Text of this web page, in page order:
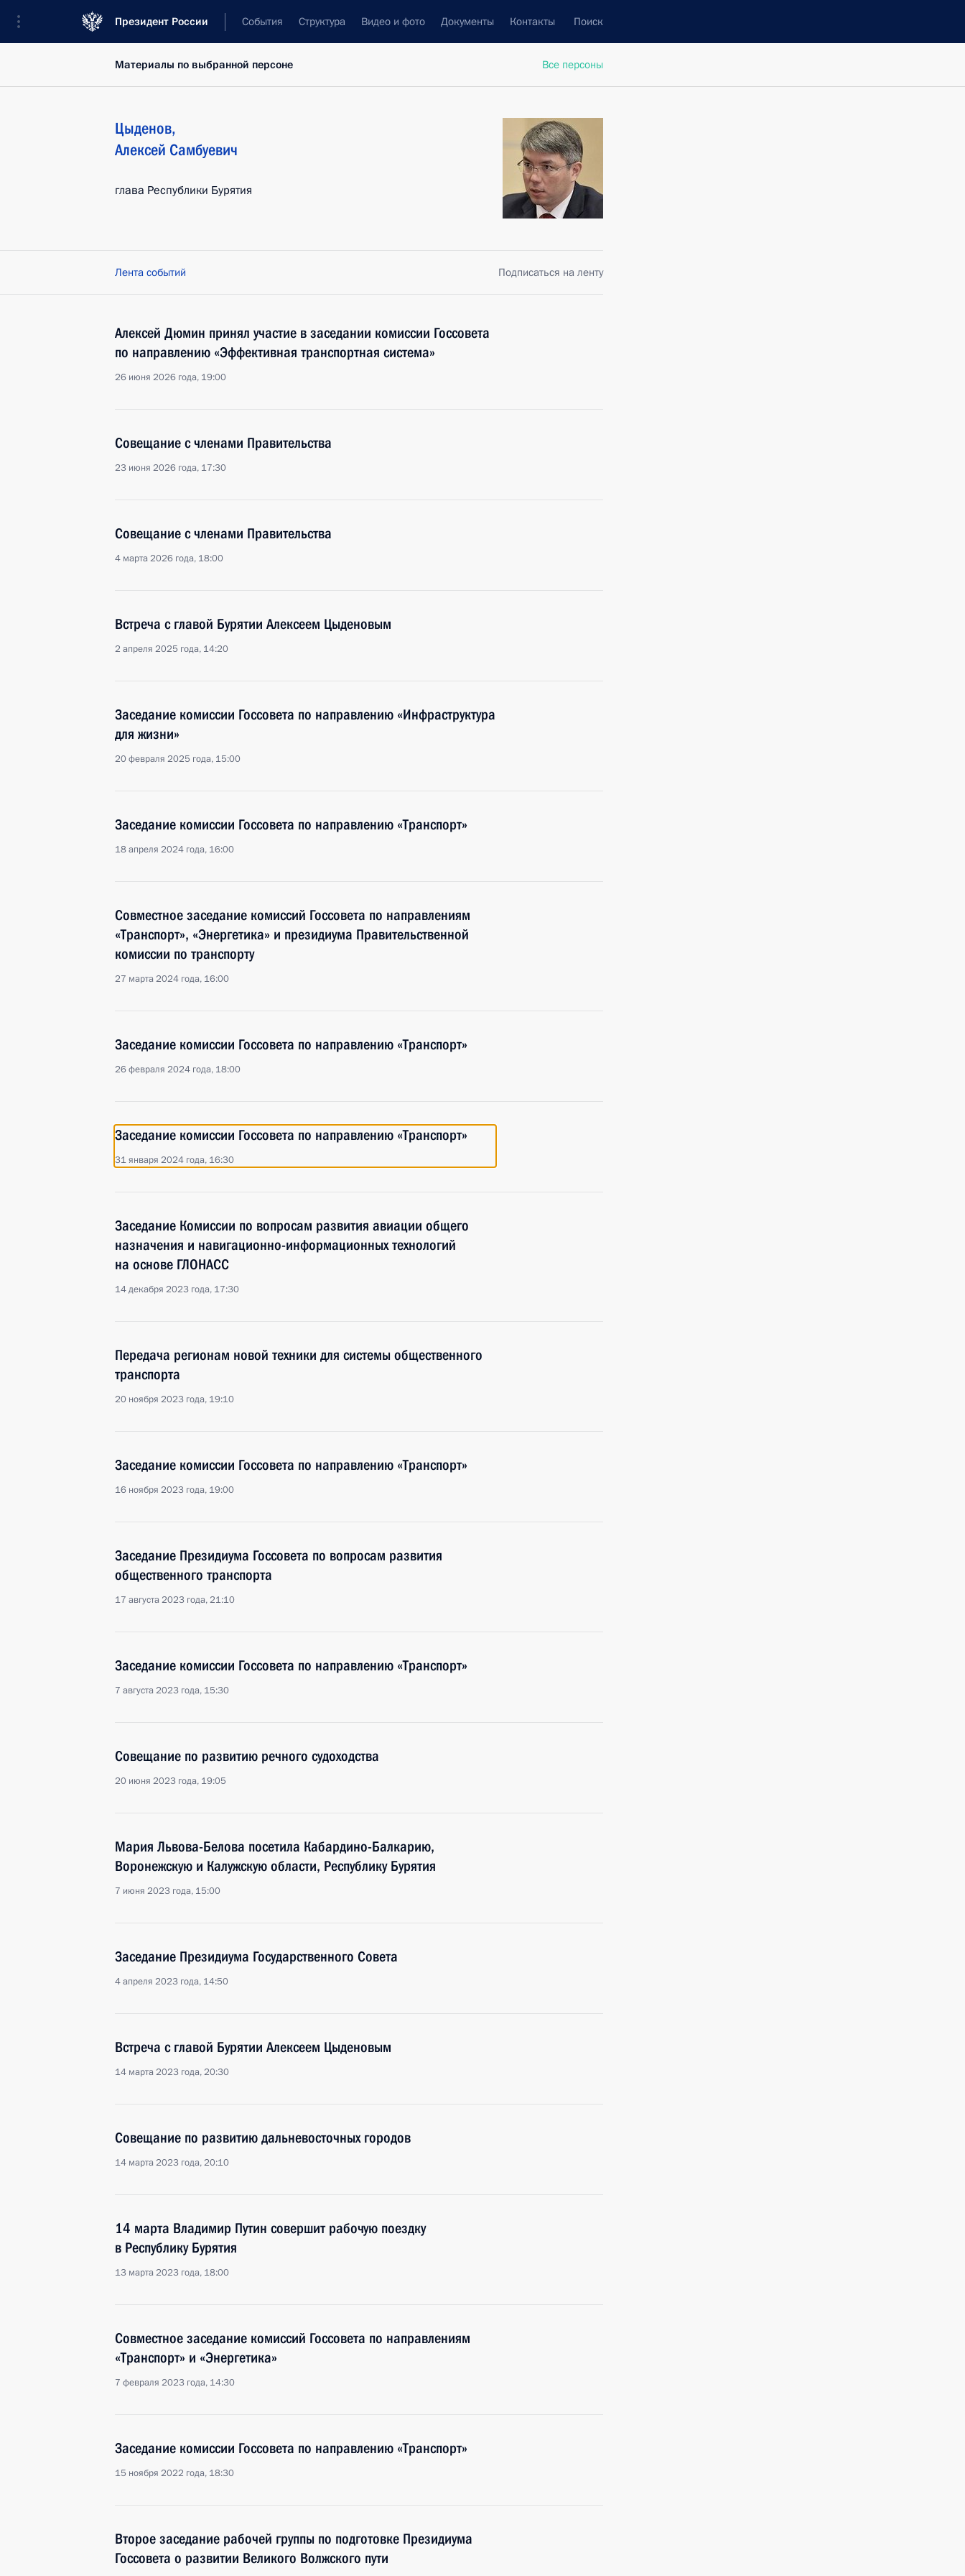
Президент России События Структура Видео и фото Документы Контакты Поиск
Все персоны
Материалы по выбранной персоне
Цыденов,
Алексей Самбуевич
глава Республики Бурятия
Лента событий Подписаться на ленту
Алексей Дюмин принял участие в заседании комиссии Госсовета
по направлению «Эффективная транспортная система»
26 июня 2026 года, 19:00
Совещание с членами Правительства
23 июня 2026 года, 17:30
Совещание с членами Правительства
4 марта 2026 года, 18:00
Встреча с главой Бурятии Алексеем Цыденовым
2 апреля 2025 года, 14:20
Заседание комиссии Госсовета по направлению «Инфраструктура
для жизни»
20 февраля 2025 года, 15:00
Заседание комиссии Госсовета по направлению «Транспорт»
18 апреля 2024 года, 16:00
Совместное заседание комиссий Госсовета по направлениям
«Транспорт», «Энергетика» и президиума Правительственной
комиссии по транспорту
27 марта 2024 года, 16:00
Заседание комиссии Госсовета по направлению «Транспорт»
26 февраля 2024 года, 18:00
Заседание комиссии Госсовета по направлению «Транспорт»
31 января 2024 года, 16:30
Заседание Комиссии по вопросам развития авиации общего
назначения и навигационно-информационных технологий
на основе ГЛОНАСС
14 декабря 2023 года, 17:30
Передача регионам новой техники для системы общественного
транспорта
20 ноября 2023 года, 19:10
Заседание комиссии Госсовета по направлению «Транспорт»
16 ноября 2023 года, 19:00
Заседание Президиума Госсовета по вопросам развития
общественного транспорта
17 августа 2023 года, 21:10
Заседание комиссии Госсовета по направлению «Транспорт»
7 августа 2023 года, 15:30
Совещание по развитию речного судоходства
20 июня 2023 года, 19:05
Мария Львова-Белова посетила Кабардино-Балкарию,
Воронежскую и Калужскую области, Республику Бурятия
7 июня 2023 года, 15:00
Заседание Президиума Государственного Совета
4 апреля 2023 года, 14:50
Встреча с главой Бурятии Алексеем Цыденовым
14 марта 2023 года, 20:30
Совещание по развитию дальневосточных городов
14 марта 2023 года, 20:10
14 марта Владимир Путин совершит рабочую поездку
в Республику Бурятия
13 марта 2023 года, 18:00
Совместное заседание комиссий Госсовета по направлениям
«Транспорт» и «Энергетика»
7 февраля 2023 года, 14:30
Заседание комиссии Госcовета по направлению «Транспорт»
15 ноября 2022 года, 18:30
Второе заседание рабочей группы по подготовке Президиума
Госсовета о развитии Великого Волжского пути